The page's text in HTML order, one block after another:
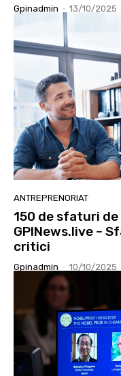
Gpinadmin - 13/10/2025
ANTREPRENORIAT
150 de sfaturi
GPINews.live –
critici
Gpinadmin - 10/10/2025